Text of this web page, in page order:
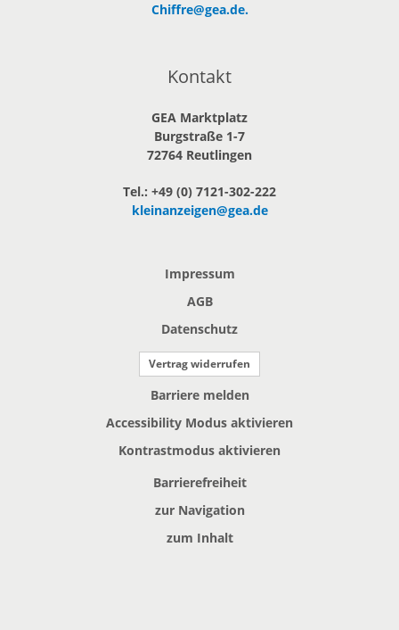
Chiffre@gea.de.
Kontakt
GEA Marktplatz
Burgstraße 1-7
72764 Reutlingen
Tel.: +49 (0) 7121-302-222
kleinanzeigen@gea.de
Impressum
AGB
Datenschutz
Vertrag widerrufen
Barriere melden
Accessibility Modus aktivieren
Kontrastmodus aktivieren
Barrierefreiheit
zur Navigation
zum Inhalt